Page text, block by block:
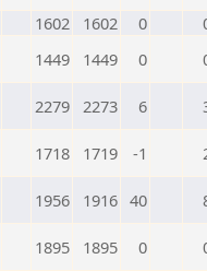
1602 1602 0
1449 1449 0
2279 2273 6
1718 1719 -1
1956 1916 40
1895 1895 0